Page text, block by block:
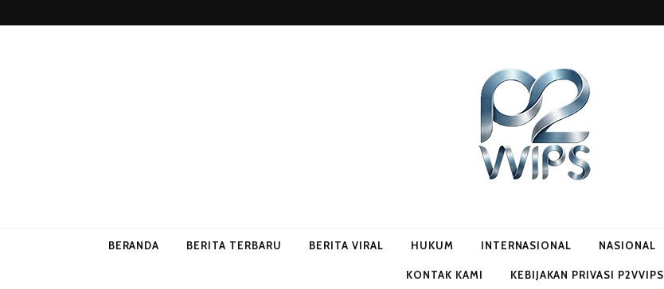
BERANDA BERITA TERBARU BERITA VIRAL HUKUM INTERNASIONAL NASIONAL
KONTAK KAMI KEBIJAKAN PRIVASI P2VVIPS